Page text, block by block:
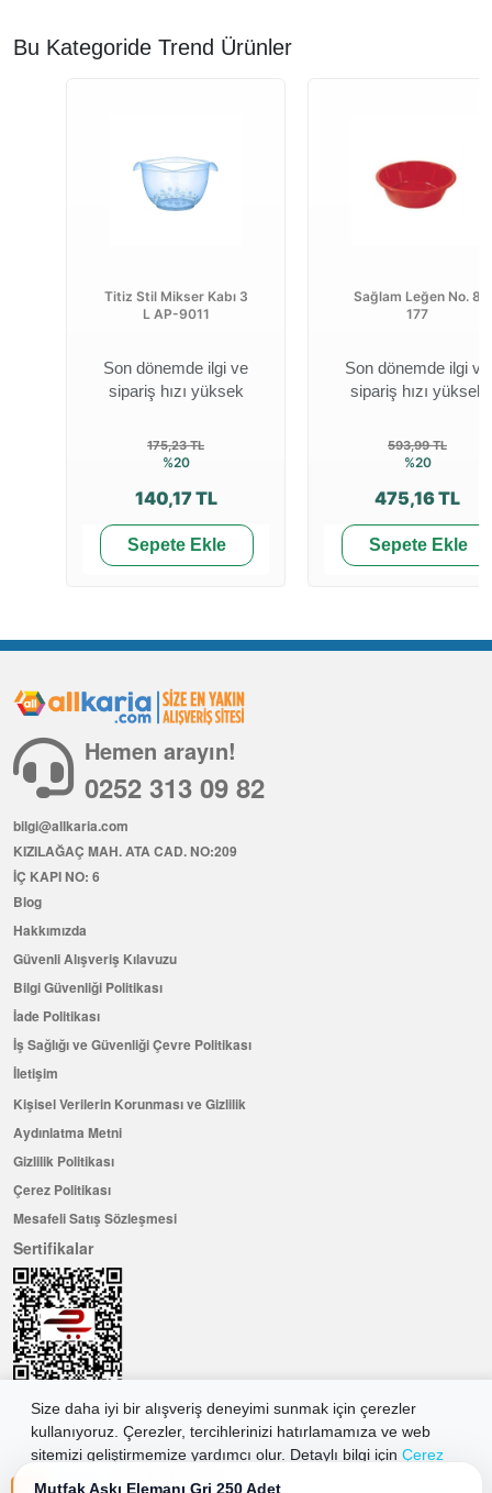
Bu Kategoride Trend Ürünler
Titiz Stil Mikser Kabı 3
L AP-9011
Son dönemde ilgi ve
sipariş hızı yüksek
175,23 TL
%20
140,17 TL
Sepete Ekle
Sağlam Leğen No. 8
177
Son dönemde ilgi ve
sipariş hızı yüksek
593,99 TL
%20
475,16 TL
Sepete Ekle
Mutfak Askı Elemanı Gri 250 Adet
Size daha iyi bir alışveriş deneyimi sunmak için çerezler
kullanıyoruz. Çerezler, tercihlerinizi hatırlamamıza ve web
sitemizi geliştirmemize yardımcı olur. Detaylı bilgi için Çerez
Hemen arayın!
0252 313 09 82
bilgi@allkaria.com
KIZILAĞAÇ MAH. ATA CAD. NO:209
İÇ KAPI NO: 6
Blog
Hakkımızda
Güvenli Alışveriş Kılavuzu
Bilgi Güvenliği Politikası
İade Politikası
İş Sağlığı ve Güvenliği Çevre Politikası
İletişim
Kişisel Verilerin Korunması ve Gizlilik
Aydınlatma Metni
Gizlilik Politikası
Çerez Politikası
Mesafeli Satış Sözleşmesi
Sertifikalar
Hemen Üye Olun ...ve 100 ₺ değerinde indirim kuponu kazanın
Üye Ol